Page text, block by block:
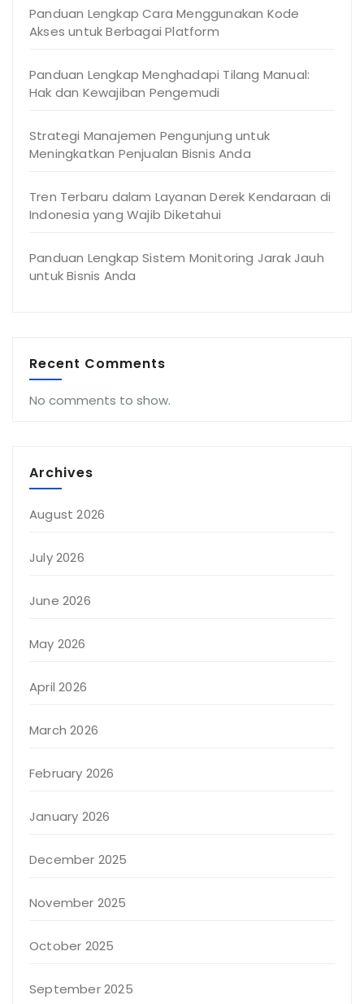
Panduan Lengkap Cara Menggunakan Kode
Akses untuk Berbagai Platform
Panduan Lengkap Menghadapi Tilang Manual:
Hak dan Kewajiban Pengemudi
Strategi Manajemen Pengunjung untuk
Meningkatkan Penjualan Bisnis Anda
Tren Terbaru dalam Layanan Derek Kendaraan di
Indonesia yang Wajib Diketahui
Panduan Lengkap Sistem Monitoring Jarak Jauh
untuk Bisnis Anda
Recent Comments
No comments to show.
Archives
August 2026
July 2026
June 2026
May 2026
April 2026
March 2026
February 2026
January 2026
December 2025
November 2025
October 2025
September 2025